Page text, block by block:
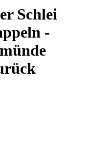
Schlei
-